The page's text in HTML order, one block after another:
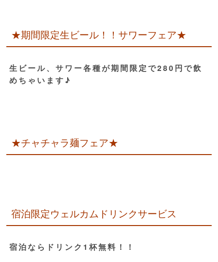
★期間限定生ビール！！サワーフェア★
生ビール、サワー各種が期間限定で280円で飲
めちゃいます♪
★チャチャラ麺フェア★
宿泊限定ウェルカムドリンクサービス
宿泊ならドリンク1杯無料！！